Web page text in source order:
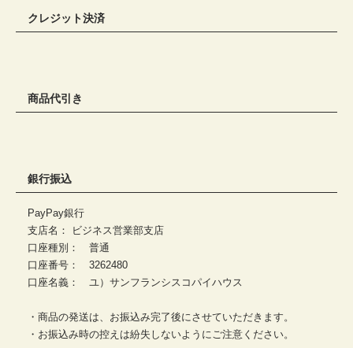
クレジット決済
商品代引き
銀行振込
PayPay銀行
支店名： ビジネス営業部支店
口座種別： 普通
口座番号： 3262480
口座名義： ユ）サンフランシスコパイハウス
・商品の発送は、お振込み完了後にさせていただきます。
・お振込み時の控えは紛失しないようにご注意ください。